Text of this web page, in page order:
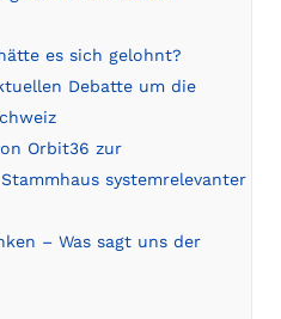
es sich gelohnt?
Debatte um die
Orbit36 zur
systemrelevanter
– Was sagt uns der